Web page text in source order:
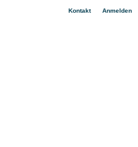
Kontakt| Anmelden